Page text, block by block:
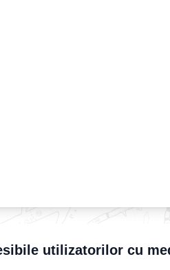
utilizatorilor cu